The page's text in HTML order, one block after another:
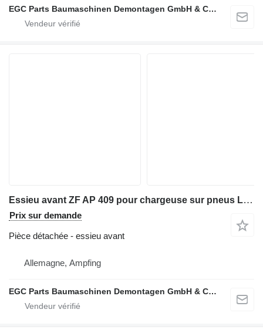
EGC Parts Baumaschinen Demontagen GmbH & Co. KG
Essieu avant ZF AP 409 pour chargeuse sur pneus Liebherr LH L 531
Prix sur demande
Pièce détachée - essieu avant
Allemagne, Ampfing
EGC Parts Baumaschinen Demontagen GmbH & Co. KG